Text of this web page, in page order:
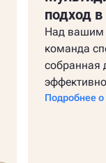
подход
Над вашим
команда
собранная
Подробнее о